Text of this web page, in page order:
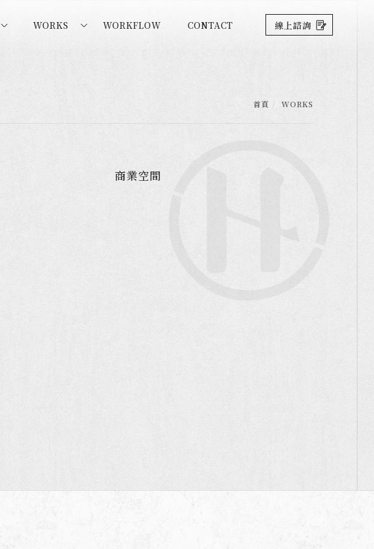
WORKS WORKFLOW CONTACT 線上諮詢
首頁 WORKS
商業空間